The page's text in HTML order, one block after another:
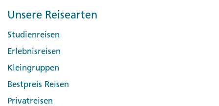
Unsere Reisearten
Studienreisen
Erlebnisreisen
Kleingruppen
Bestpreis Reisen
Privatreisen